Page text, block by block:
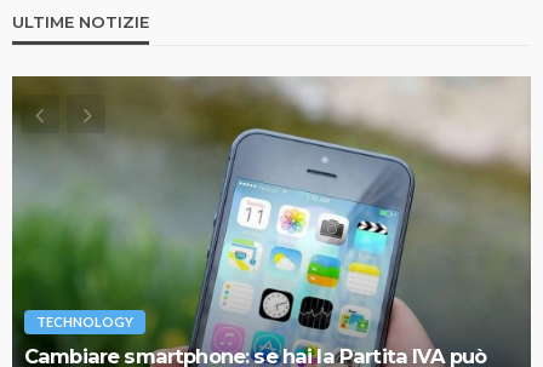
ULTIME NOTIZIE
TECHNOLOGY
Cambiare smartphone: se hai la Partita IVA può